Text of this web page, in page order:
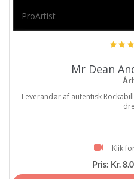
ProArtist
Mr Dean
Leverandør af autentisk
Klik
Pris: Kr.